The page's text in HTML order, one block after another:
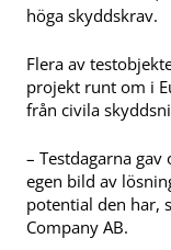
höga skyddskrav.
Flera av
projekt runt om i
från civila
– Testdagarna
egen bild av
potential den har,
Company AB.